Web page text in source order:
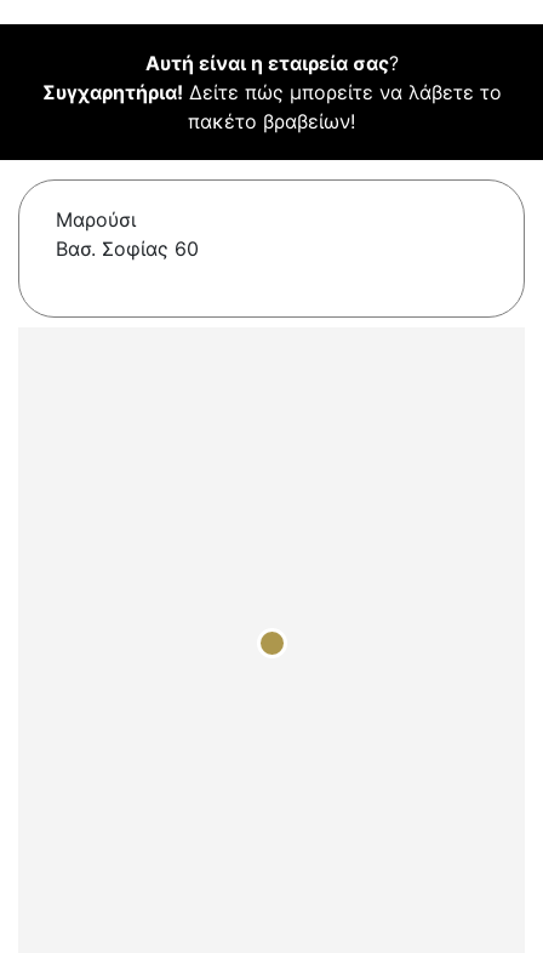
Αυτή είναι η εταιρεία σας?
Συγχαρητήρια! Δείτε πώς μπορείτε να λάβετε το
πακέτο βραβείων!
Μαρούσι
Βασ. Σοφίας 60